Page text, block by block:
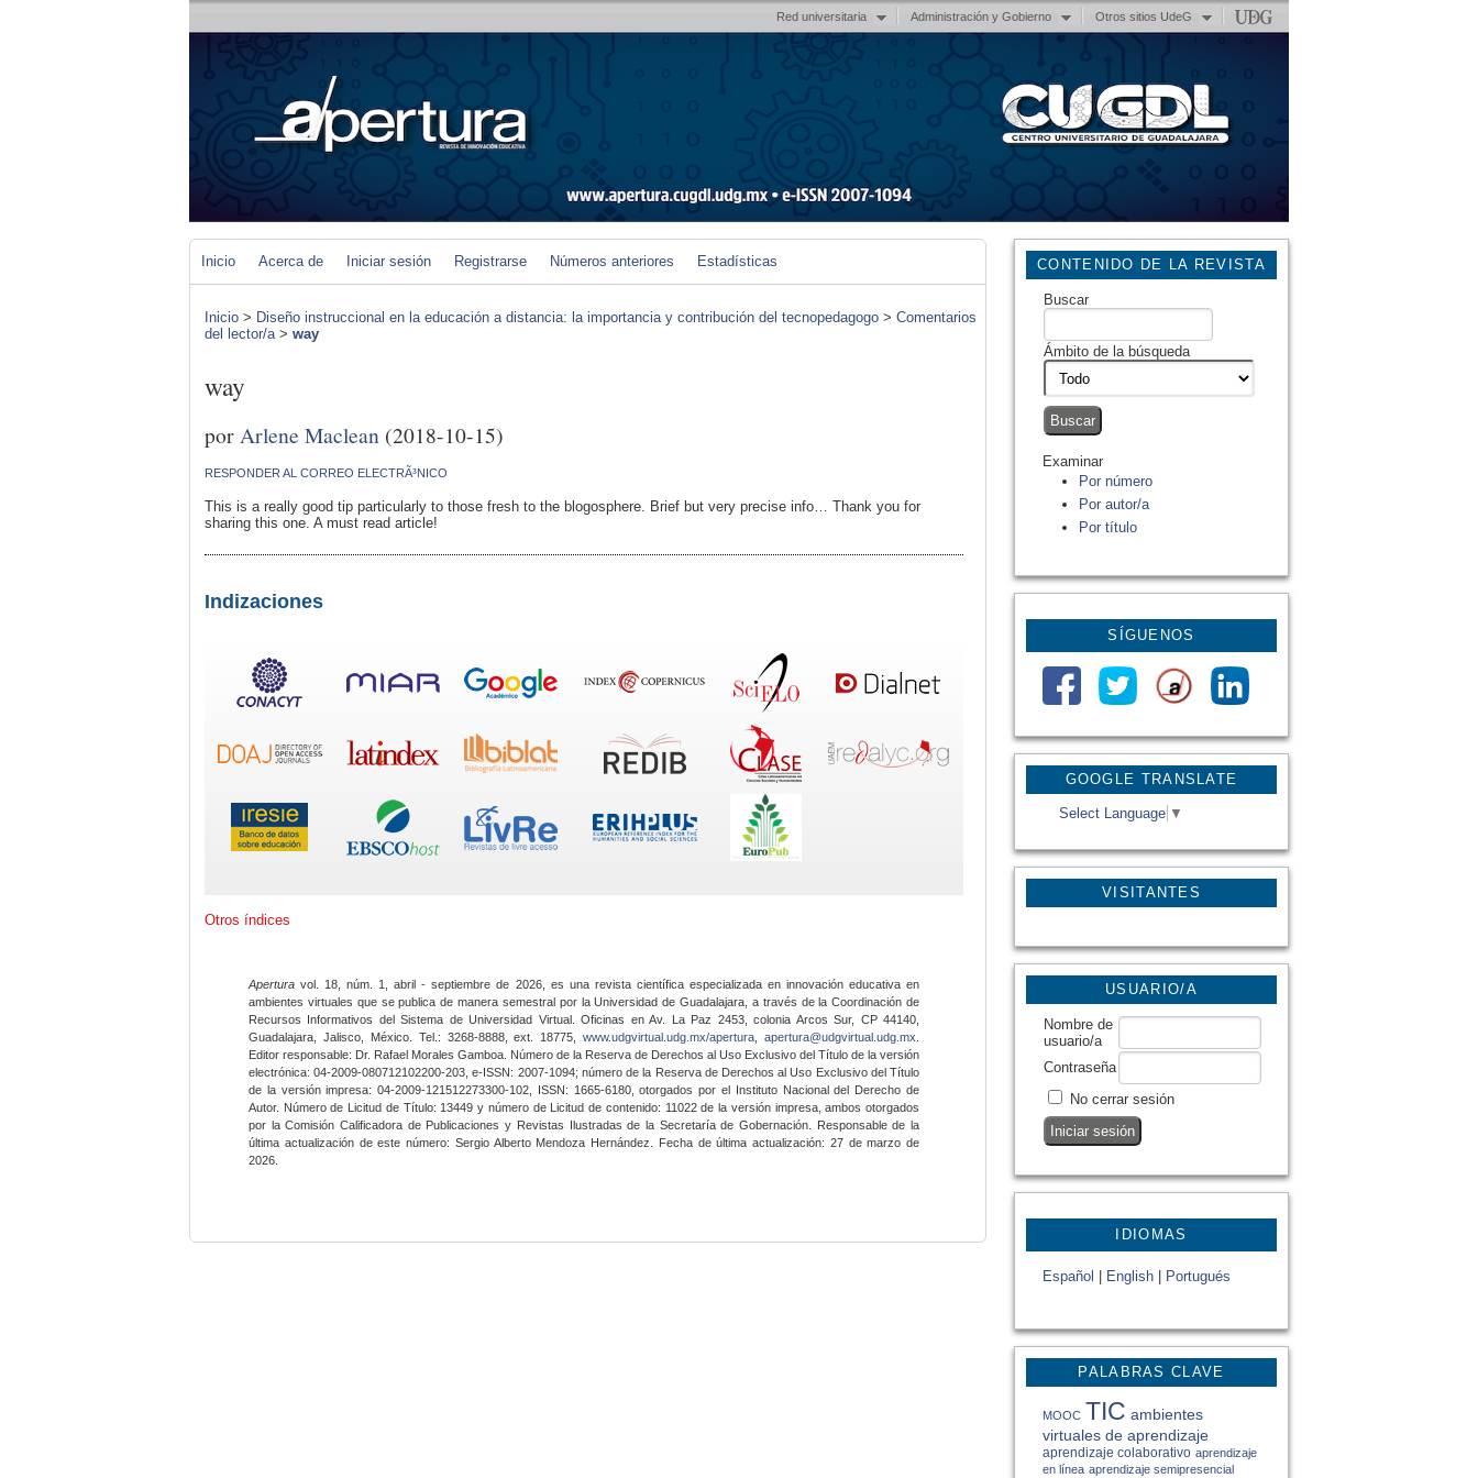
Red universitaria Administración y Gobierno Otros sitios UdeG
GOOGLE TRANSLATE
Select Language ▼
VISITANTES
CONTENIDO DE LA REVISTA
Buscar
Ámbito de la búsqueda
Examinar
Por número
Por autor/a
Por título
SÍGUENOS
USUARIO/A
Nombre de
usuario/a
Contraseña
No cerrar sesión
IDIOMAS
Español English Portugués
PALABRAS CLAVE
MOOC TIC ambientes
virtuales de aprendizaje
aprendizaje colaborativo aprendizaje
en línea aprendizaje semipresencial
Inicio Acerca de Iniciar sesión Registrarse Números anteriores Estadísticas
Inicio > Diseño instruccional en la educación a distancia: la importancia y contribución del tecnopedagogo > Comentarios
del lector/a> way
way
por Arlene Maclean (2018-10-15)
RESPONDER AL CORREO ELECTRÃ³NICO
This is a really good tip particularly to those fresh to the blogosphere. Brief but very precise info… Thank you for
sharing this one. A must read article!
Indizaciones
Otros índices
Apertura vol. 18, núm. 1, abril - septiembre de 2026, es una revista científica especializada en innovación educativa en
ambientes virtuales que se publica de manera semestral por la Universidad de Guadalajara, a través de la Coordinación de
Recursos Informativos del Sistema de Universidad Virtual. Oficinas en Av. La Paz 2453, colonia Arcos Sur, CP 44140,
Guadalajara, Jalisco, México. Tel.: 3268-8888, ext. 18775,www.udgvirtual.udg.mx/apertura apertura@udgvirtual.udg.mx
Editor responsable: Dr. Rafael Morales Gamboa. Número de la Reserva de Derechos al Uso Exclusivo del Título de la versión
electrónica: 04-2009-080712102200-203, e-ISSN: 2007-1094; número de la Reserva de Derechos al Uso Exclusivo del Título
de la versión impresa: 04-2009-121512273300-102, ISSN: 1665-6180, otorgados por el Instituto Nacional del Derecho de
Autor. Número de Licitud de Título: 13449 y número de Licitud de contenido: 11022 de la versión impresa, ambos otorgados
por la Comisión Calificadora de Publicaciones y Revistas Ilustradas de la Secretaría de Gobernación. Responsable de la
última actualización de este número: Sergio Alberto Mendoza Hernández. Fecha de última actualización: 27 de marzo de
2026.